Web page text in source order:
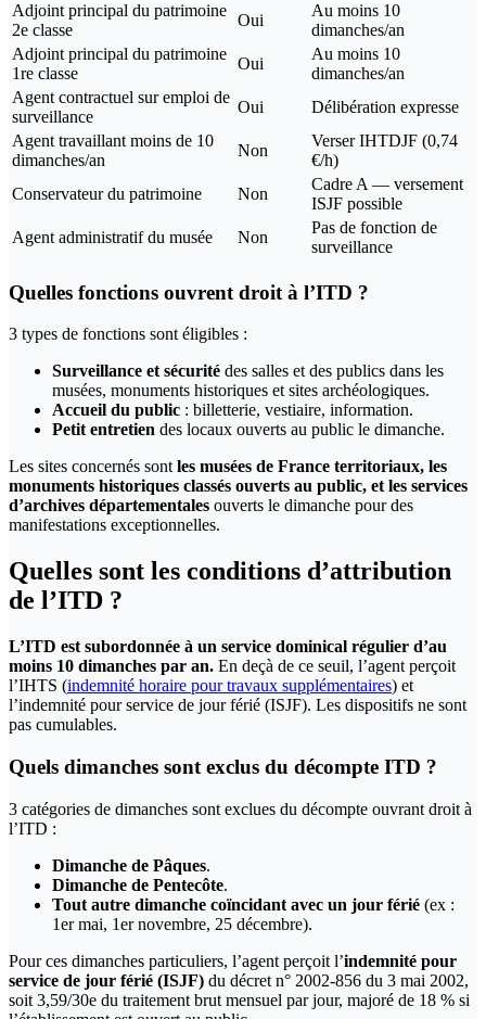
Adjoint principal du patrimoine
2e classe
Oui
Au moins 10
dimanches/an
Adjoint principal du patrimoine
1re classe
Oui
Au moins 10
dimanches/an
Agent contractuel sur emploi de
surveillance
Oui
Délibération expresse
Agent travaillant moins de 10
dimanches/an
Non
Verser IHTDJF (0,74
€/h)
Conservateur du patrimoine
Non
Cadre A — versement
ISJF possible
Agent administratif du musée
Non
Pas de fonction de
surveillance
Quelles fonctions ouvrent droit à l’ITD ?
3 types de fonctions sont éligibles :
Surveillance et sécurité des salles et des publics dans les
musées, monuments historiques et sites archéologiques.
Accueil du public : billetterie, vestiaire, information.
Petit entretien des locaux ouverts au public le dimanche.
Les sites concernés sontles musées de France territoriaux, les
monuments historiques classés ouverts au public, et les services
d’archives départementales ouverts le dimanche pour des
manifestations exceptionnelles.
Quelles sont les conditions d’attribution
de l’ITD ?
L’ITD est subordonnée à un service dominical régulier d’au
moins 10 dimanches par an. En deçà de ce seuil, l’agent perçoit
l’IHTS (indemnité horaire pour travaux supplémentaires) et
l’indemnité pour service de jour férié (ISJF). Les dispositifs ne sont
pas cumulables.
Quels dimanches sont exclus du décompte ITD ?
3 catégories de dimanches sont exclues du décompte ouvrant droit à
l’ITD :
Dimanche de Pâques.
Dimanche de Pentecôte.
Tout autre dimanche coïncidant avec un jour férié (ex :
1er mai, 1er novembre, 25 décembre).
Pour ces dimanches particuliers, l’agent perçoit l’indemnité pour
service de jour férié (ISJF) du décret n° 2002-856 du 3 mai 2002,
soit 3,59/30e du traitement brut mensuel par jour, majoré de 18 % si